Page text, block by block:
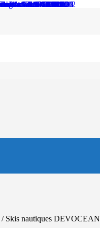
/Skis nautiques DEVOCEAN